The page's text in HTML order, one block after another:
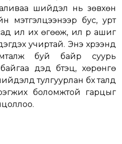
шийдэл нь зөвхөн
мэтгэлцээнээр бус, урт
илүү их өгөөж, илүү үр ашиг
учиртай. Энэ хүрээнд
буй байр суурь
дэд бүтэц, хөрөнгө
тулгуурлан бүх талд
боломжтой гарцыг